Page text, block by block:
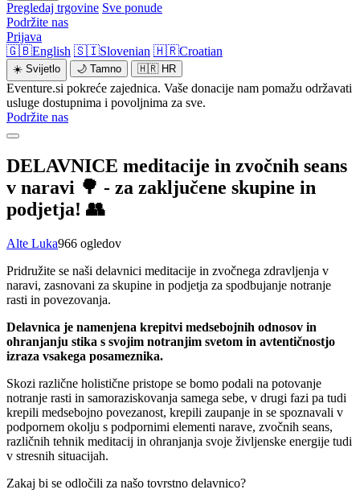
Pregledaj trgovine Sve ponude
Podržite nas
Prijava
🇬🇧English 🇸🇮Slovenian 🇭🇷Croatian
☀️ Svijetlo 🌙 Tamno 🇭🇷 HR
Eventure.si pokreće zajednica. Vaše donacije nam pomažu održavati
usluge dostupnima i povoljnima za sve.
Podržite nas
DELAVNICE meditacije in zvočnih seans
v naravi 🌳 - za zaključene skupine in
podjetja! 👥
Alte Luka966 ogledov
Pridružite se naši delavnici meditacije in zvočnega zdravljenja v
naravi, zasnovani za skupine in podjetja za spodbujanje notranje
rasti in povezovanja.
Delavnica je namenjena krepitvi medsebojnih odnosov in
ohranjanju stika s svojim notranjim svetom in avtentičnostjo
izraza vsakega posameznika.
Skozi različne holistične pristope se bomo podali na potovanje
notranje rasti in samoraziskovanja samega sebe, v drugi fazi pa tudi
krepili medsebojno povezanost, krepili zaupanje in se spoznavali v
podpornem okolju s podpornimi elementi narave, zvočnih seans,
različnih tehnik meditacij in ohranjanja svoje življenske energije tudi
v stresnih situacijah.
Zakaj bi se odločili za našo tovrstno delavnico?